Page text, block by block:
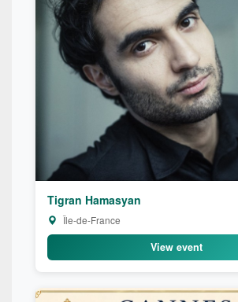
Tigran Hamasyan
Île-de-France
View event